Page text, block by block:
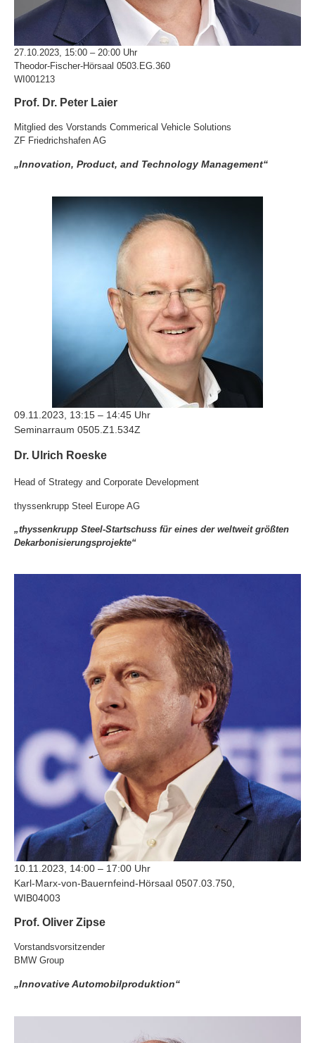
27.10.2023, 15:00 – 20:00 Uhr
Theodor-Fischer-Hörsaal 0503.EG.360
WI001213
Prof. Dr. Peter Laier
Mitglied des Vorstands Commerical Vehicle Solutions
ZF Friedrichshafen AG
„Innovation, Product, and Technology Management“
09.11.2023, 13:15 – 14:45 Uhr
Seminarraum 0505.Z1.534Z
Dr. Ulrich Roeske
Head of Strategy and Corporate Development
thyssenkrupp Steel Europe AG
„thyssenkrupp Steel-Startschuss für eines der weltweit größten
Dekarbonisierungsprojekte“
10.11.2023, 14:00 – 17:00 Uhr
Karl-Marx-von-Bauernfeind-Hörsaal 0507.03.750,
WIB04003
Prof. Oliver Zipse
Vorstandsvorsitzender
BMW Group
„Innovative Automobilproduktion“